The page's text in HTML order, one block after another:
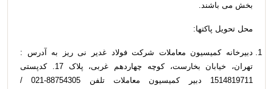
بخش می باشند.
محل تحویل پاکت­ها:
دبیرخانه کمیسیون معاملات شرکت فولاد غدیر نی ­ریز به آدرس :
تهران، خیابان بخارست، کوچه چهاردهم غربی، پلاک 17. کدپستی
1514819711 دبیر کمیسیون معاملات تلفن 88754305-021 /